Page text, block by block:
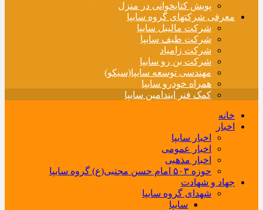
پویش کتابخوانی در منزل
معرفی شرکتهای گروه سایپا
شرکت مالیبل سایپا
شرکت طیف سایپا
شرکت زامیاد
شرکت بن رو سایپا
مهندسی توسعه سایپا(سیکو)
همراه خودرو سایپا
کمک فنر ایندامین سایپا
خانه
اخبار
اخبار سایپا
اخبار عمومی
اخبار مذهبی
حوزه ۵۰۳ امام حسن مجتبی(ع) گروه سایپا
جهاد و شهادت
شهدای گروه سایپا
سایپا